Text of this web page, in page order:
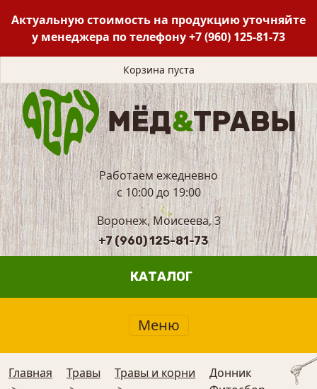
Актуальную стоимость на продукцию уточняйте
у менеджера по телефону+7 (960) 125-81-73
Корзина пуста
Работаем ежедневно
с 10:00 до 19:00
Воронеж, Моисеева, 3
+7 (960) 125-81-73
КАТАЛОГ
Меню
Главная
Травы
Травы и корни
Донник